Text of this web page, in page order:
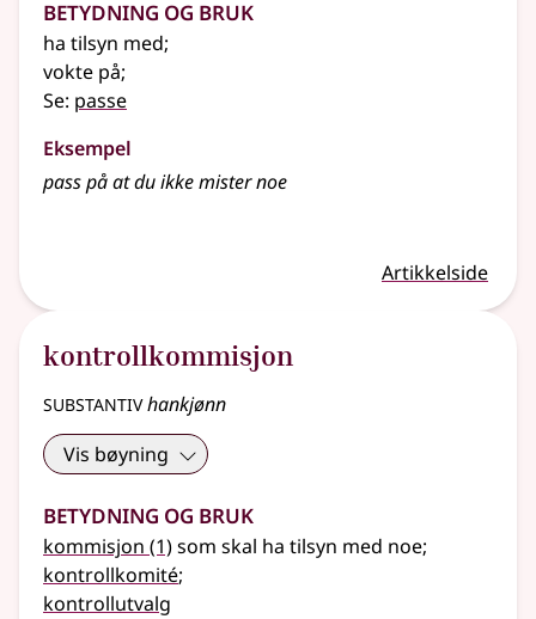
Betydning og bruk
ha tilsyn med;
vokte på;
Se: passe
Eksempel
pass på at du ikke mister noe
Artikkelside
kontrollkommisjon
substantivhankjønn
Vis bøyning
Betydning og bruk
kommisjon (1)som skal ha tilsyn med noe;
kontrollkomité;
kontrollutvalg